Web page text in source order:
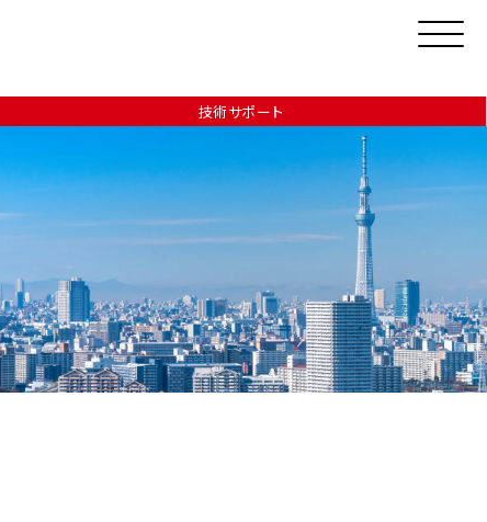
技術サポート